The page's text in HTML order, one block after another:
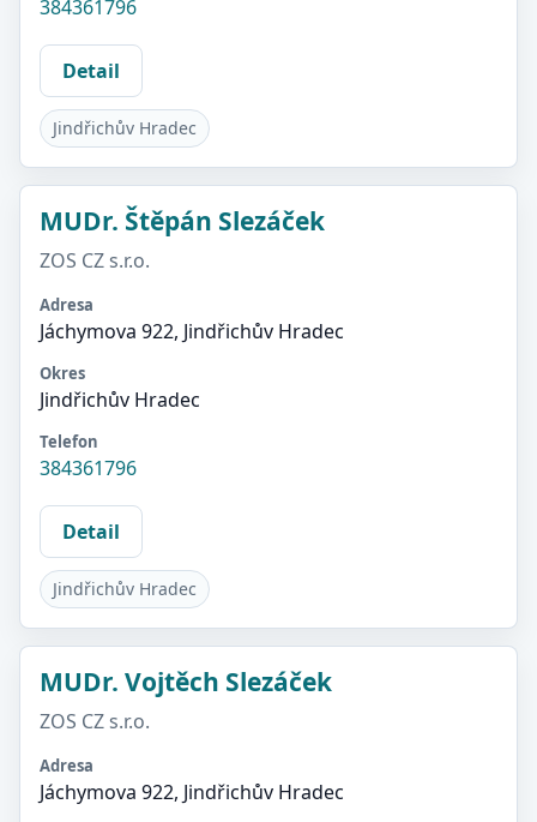
384361796
Detail
Jindřichův Hradec
MUDr. Štěpán Slezáček
ZOS CZ s.r.o.
Adresa
Jáchymova 922, Jindřichův Hradec
Okres
Jindřichův Hradec
Telefon
384361796
Detail
Jindřichův Hradec
MUDr. Vojtěch Slezáček
ZOS CZ s.r.o.
Adresa
Jáchymova 922, Jindřichův Hradec